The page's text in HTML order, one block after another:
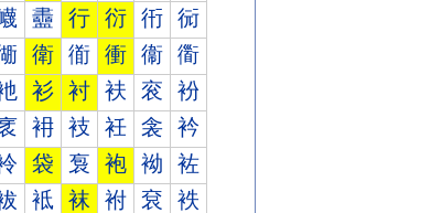
衋 行 衍 衎 衏
衛 衜 衝 衞 衟
衫 衬 衭 衮 衯
衻 衼 衽 衾 衿
袋 袌 袍 袎 袏
袛 袜 袝 袞 袟